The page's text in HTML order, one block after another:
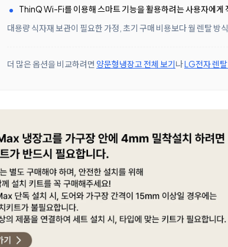
ThinQ Wi-Fi를 이용해 스마트 기능을 활용하려는 사용자에게
대용량 식자재 보관이 필요한 가정, 초기 구매 비용보다 월 렌탈
더 많은 옵션을 비교하려면 양문형냉장고 전체 보기나LG전자 렌